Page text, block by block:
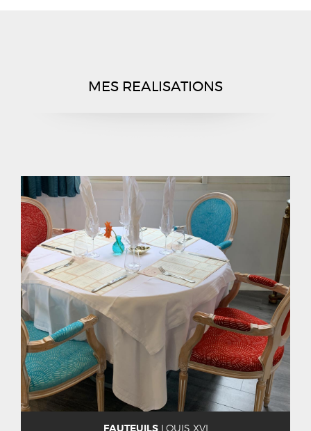
MES REALISATIONS
FAUTEUILSLOUIS XVI